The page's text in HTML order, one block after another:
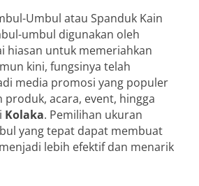
Umbul atau Spanduk Kain
umbul digunakan oleh
hiasan untuk memeriahkan
kini, fungsinya telah
media promosi yang populer
acara, event, hingga
Kolaka. Pemilihan ukuran
yang tepat dapat membuat
lebih efektif dan menarik